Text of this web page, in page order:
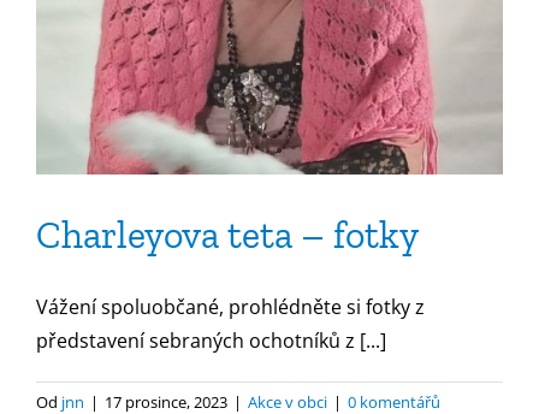
Charleyova teta – fotky
Vážení spoluobčané, prohlédněte si fotky z
představení sebraných ochotníků z [...]
Od jnn | 17 prosince, 2023 | Akce v obci | 0 komentářů